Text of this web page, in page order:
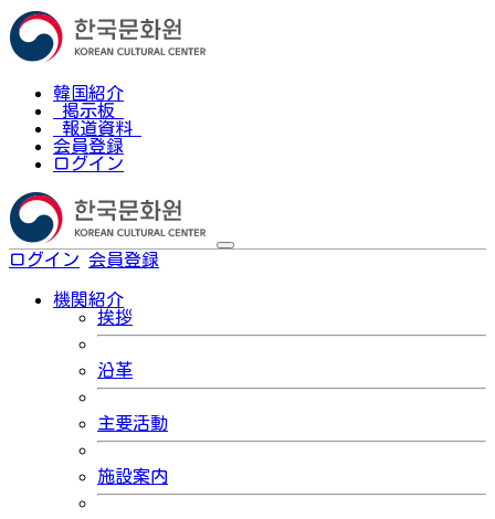
韓国紹介
掲示板
報道資料
会員登録
ログイン
ログイン 会員登録
機関紹介
挨拶
沿革
主要活動
施設案内